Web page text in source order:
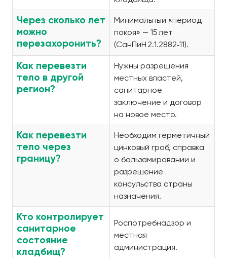
Через сколько лет
можно
перезахоронить?
Минимальный «период
покоя» — 15 лет
(СанПиН 2.1.2882‑11).
Как перевезти
тело в другой
регион?
Нужны разрешения
местных властей,
санитарное
заключение и договор
на новое место.
Как перевезти
тело через
границу?
Необходим герметичный
цинковый гроб, справка
о бальзамировании и
разрешение
консульства страны
назначения.
Кто контролирует
санитарное
состояние
кладбищ?
Роспотребнадзор и
местная
администрация.